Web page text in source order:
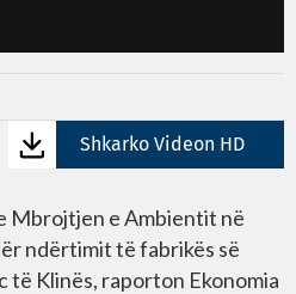
Shkarko Videon HD
Mbrojtjen e Ambientit në
ndërtimit të fabrikës së
të Klinës, raporton Ekonomia